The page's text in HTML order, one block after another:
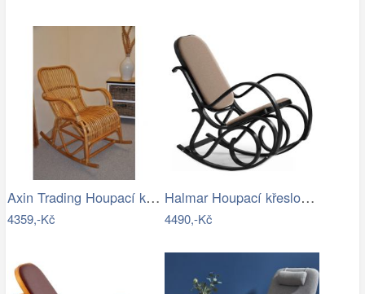
Axin Trading Houpací křeslo Klasik…
4359,-Kč
Halmar Houpací křeslo MAX BIS 95x52 cm…
4490,-Kč